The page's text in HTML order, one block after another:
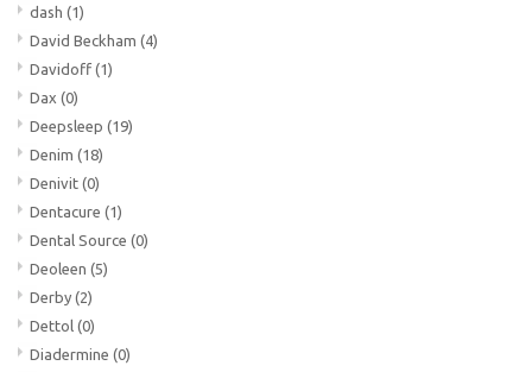
dash (1)
David Beckham (4)
Davidoff (1)
Dax (0)
Deepsleep (19)
Denim (18)
Denivit (0)
Dentacure (1)
Dental Source (0)
Deoleen (5)
Derby (2)
Dettol (0)
Diadermine (0)